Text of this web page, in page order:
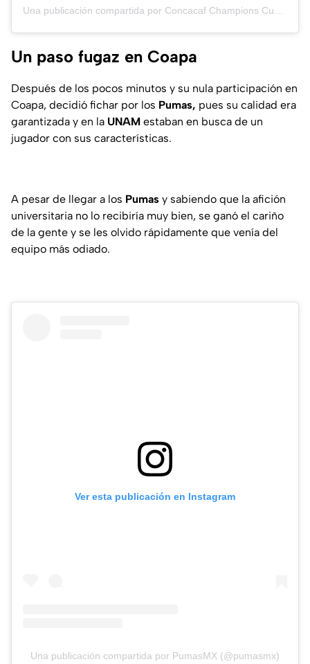
Una publicación compartida por Concacaf Champions Cup (@thechampions)
Un paso fugaz en Coapa
Después de los pocos minutos y su nula participación en
Coapa, decidió fichar por los Pumas, pues su calidad era
garantizada y en la UNAM estaban en busca de un
jugador con sus características.
A pesar de llegar a los Pumas y sabiendo que la afición
universitaria no lo recibiría muy bien, se ganó el cariño
de la gente y se les olvido rápidamente que venía del
equipo más odiado.
Ver esta publicación en Instagram
Una publicación compartida por PumasMX (@pumasmx)